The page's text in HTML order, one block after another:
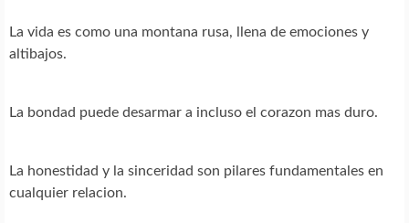
La vida es como una montana rusa, llena de emociones y
altibajos.
La bondad puede desarmar a incluso el corazon mas duro.
La honestidad y la sinceridad son pilares fundamentales en
cualquier relacion.